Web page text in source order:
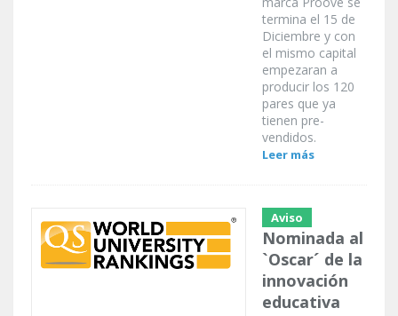
termina el 15 de
Diciembre y con
el mismo capital
empezaran a
producir los 120
pares que ya
tienen pre-
vendidos.
Leer más
Aviso
Nominada al
`Oscar´ de la
innovación
educativa